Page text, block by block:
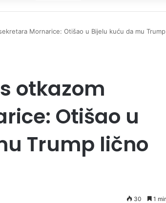
Mornarice: Otišao u Bijelu kuću da mu
otkazom
Otišao u
Trump lično
30 1